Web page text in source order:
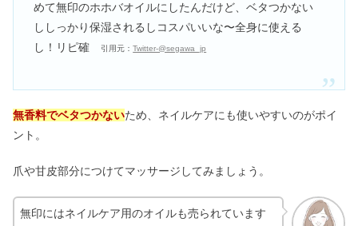
めて無印のホホバオイルにしたんだけど、ベタつかない
ししっかり保湿されるしコスパいいな〜全身に使える
し！リピ確
引用元：Twitter-@segawa_jp
無香料でベタつかないため、ネイルケアにも使いやすいのがポイ
ント。
爪や甘皮部分につけてマッサージしてみましょう。
無印にはネイルケア用のオイルも売られています